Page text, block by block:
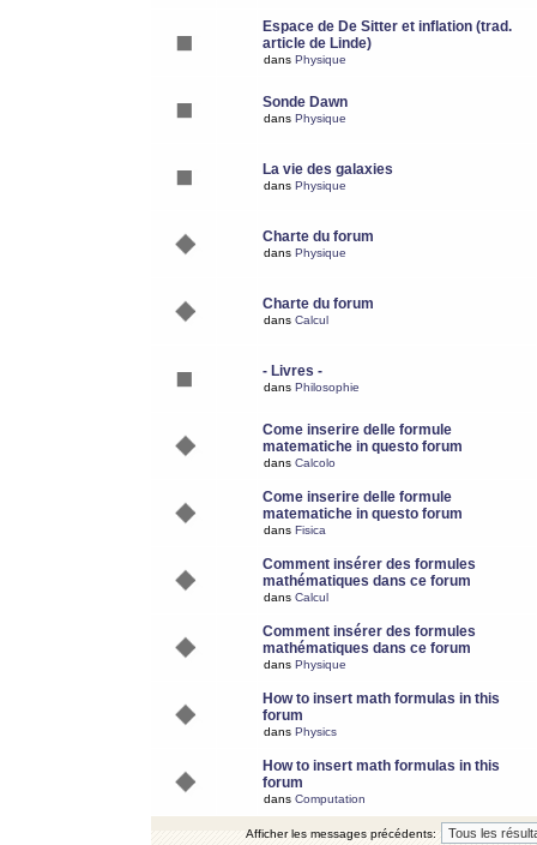
Espace de De Sitter et inflation (trad.
article de Linde)
dans Physique
Sonde Dawn
dans Physique
La vie des galaxies
dans Physique
Charte du forum
dans Physique
Charte du forum
dans Calcul
- Livres -
dans Philosophie
Come inserire delle formule
matematiche in questo forum
dans Calcolo
Come inserire delle formule
matematiche in questo forum
dans Fisica
Comment insérer des formules
mathématiques dans ce forum
dans Calcul
Comment insérer des formules
mathématiques dans ce forum
dans Physique
How to insert math formulas in this
forum
dans Physics
How to insert math formulas in this
forum
dans Computation
Afficher les messages précédents: